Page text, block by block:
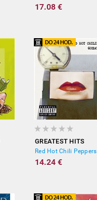
17.08 €
GREATEST HITS
Red Hot Chili Peppers
14.24 €